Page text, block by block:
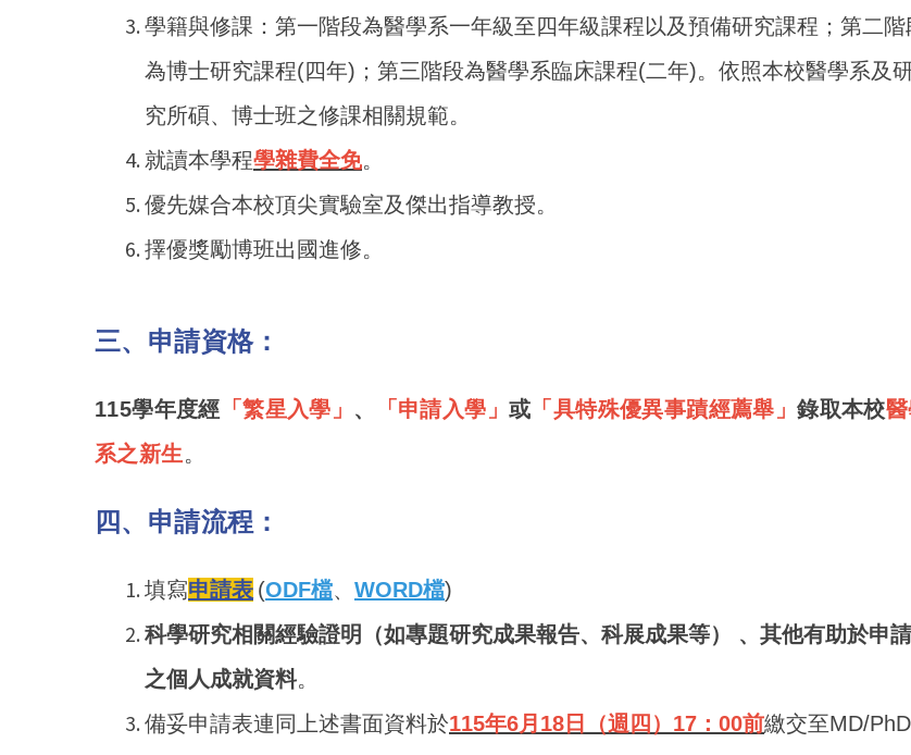
學籍與修課：第一階段為醫學系一年級至四年級課程以及預備研究課程；第二階
為博士研究課程(四年)；第三階段為醫學系臨床課程(二年)。依照本校醫學系及
究所碩、博士班之修課相關規範。
就讀本學程學雜費全免。
優先媒合本校頂尖實驗室及傑出指導教授。
擇優獎勵博班出國進修。
三、申請資格：
115學年度經 「繁星入學」 、 「申請入學」或 「具特殊優異事蹟經薦舉」錄取本校
系之新生。
四、申請流程：
填寫申請表 (ODF檔、 WORD檔)
科學研究相關經驗證明（如專題研究成果報告、科展成果等） 、其他有助於申請
之個人成就資料。
備妥申請表連同上述書面資料於115年6月18日（週四）17：00前繳交至MD/PhD